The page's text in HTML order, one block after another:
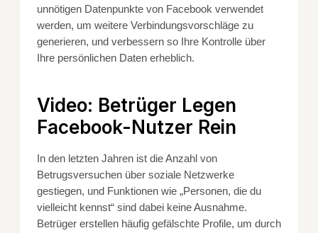
unnötigen Datenpunkte von Facebook verwendet
werden, um weitere Verbindungsvorschläge zu
generieren, und verbessern so Ihre Kontrolle über
Ihre persönlichen Daten erheblich.
Video: Betrüger Legen
Facebook-Nutzer Rein
In den letzten Jahren ist die Anzahl von
Betrugsversuchen über soziale Netzwerke
gestiegen, und Funktionen wie „Personen, die du
vielleicht kennst“ sind dabei keine Ausnahme.
Betrüger erstellen häufig gefälschte Profile, um durch